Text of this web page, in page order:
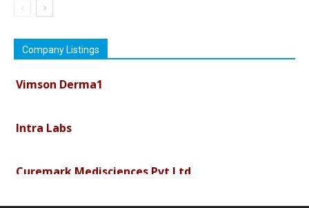
Company Listings
Vimson Derma1
Intra Labs
Curemark Medisciences Pvt Ltd